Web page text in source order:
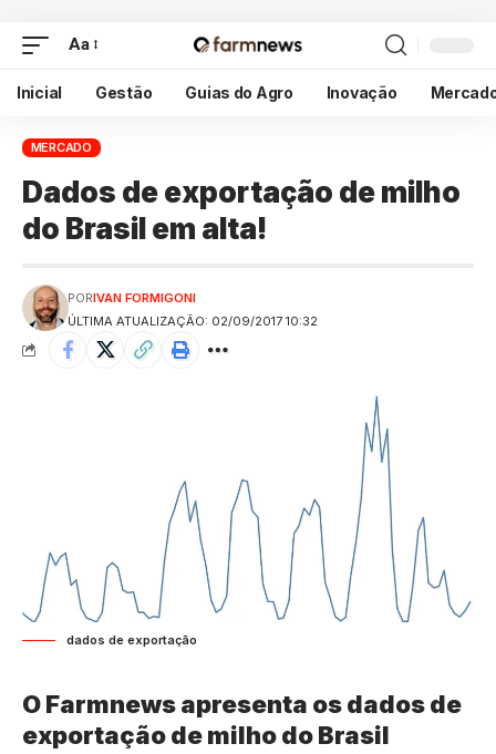
Aa
Inicial Gestão Guias do Agro Inovação
MERCADO
Dados de exportação de milho
do Brasil em alta!
ÚLTIMA ATUALIZAÇÃO: 02/09/2017 10:32
PORIVAN FORMIGONI
dados de exportação
O Farmnews apresenta os dados de
exportação de milho do Brasil